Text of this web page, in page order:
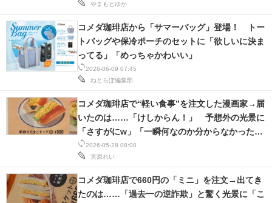
やまもとゆか
2026-06-09 07:45
ねとらぼ編集部
コメダ珈琲店から「サマーバッグ」登場！ トー
トバッグや保冷ポーチのセットに「欲しいに決ま
ってる」「めっちゃかわいい」
2026-05-28 08:00
宮原れい
コメダ珈琲店で“軽い食事”を注文した漫画家→届
いたのは……「けしからん！」 予想外の光景に
「さすがにw」「一瞬何なのか分からなかった
笑」
コメダ珈琲店で660円の「ミニ」を注文→出てき
たのは……「過去一の逆詐欺」と驚く光景に「こ